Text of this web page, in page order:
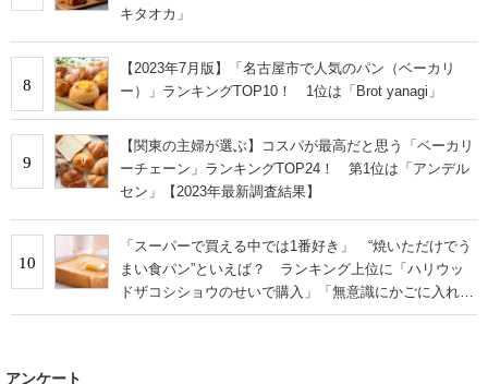
キタオカ」
8
【2023年7月版】「名古屋市で人気のパン（ベーカリ
ー）」ランキングTOP10！ 1位は「Brot yanagi」
9
【関東の主婦が選ぶ】コスパが最高だと思う「ベーカリ
ーチェーン」ランキングTOP24！ 第1位は「アンデル
セン」【2023年最新調査結果】
10
「スーパーで買える中では1番好き」 “焼いただけでう
まい食パン”といえば？ ランキング上位に「ハリウッ
ドザコシショウのせいで購入」「無意識にかごに入れて
いた…」の声も
アンケート